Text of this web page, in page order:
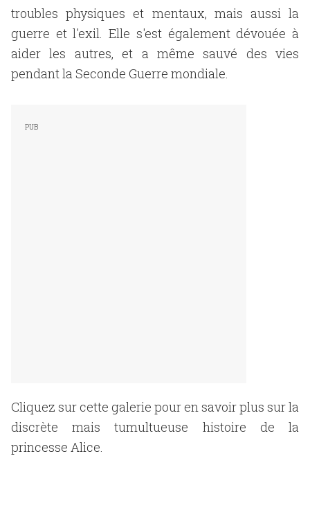
troubles physiques et mentaux, mais aussi la
guerre et l'exil. Elle s'est également dévouée à
aider les autres, et a même sauvé des vies
pendant la Seconde Guerre mondiale.
Cliquez sur cette galerie pour en savoir plus sur la
discrète mais tumultueuse histoire de la
princesse Alice.